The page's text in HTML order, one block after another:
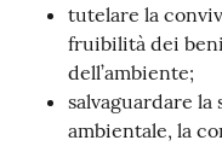
tutelare la
fruibilità dei
dell’ambiente;
salvaguardare
ambientale, la